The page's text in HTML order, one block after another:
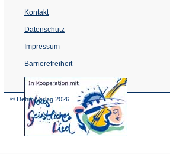
Kontakt
Datenschutz
Impressum
Barrierefreiheit
(Öffnet
in
© Dehm Verlag 2026